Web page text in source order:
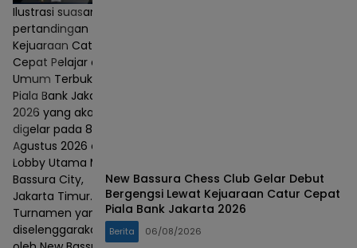
Ilustrasi suasana
pertandingan
Kejuaraan Catur
Cepat Pelajar dan
Umum Terbuka
Piala Bank Jakarta
2026 yang akan
digelar pada 8–9
Agustus 2026 di
Lobby Utama Mall
Bassura City,
Jakarta Timur.
Turnamen yang
diselenggarakan
New Bassura Chess Club Gelar Debut
Bergengsi Lewat Kejuaraan Catur Cepat
Piala Bank Jakarta 2026
Berita 06/08/2026